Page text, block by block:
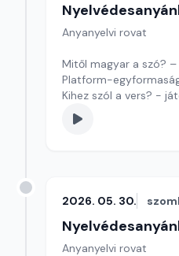
Anyanyelvi rovat
Mitől magyar a szó?
Platform-
Kihez szól a vers? -
Szerkesztő: Nagy
2026. 05. 30.
Anyanyelvi rovat